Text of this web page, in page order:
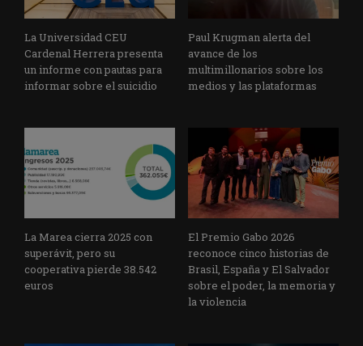
La Universidad CEU
Cardenal Herrera presenta
un informe con pautas para
informar sobre el suicidio
Paul Krugman alerta del
avance de los
multimillonarios sobre los
medios y las plataformas
La Marea cierra 2025 con
superávit, pero su
cooperativa pierde 38.542
euros
El Premio Gabo 2026
reconoce cinco historias de
Brasil, España y El Salvador
sobre el poder, la memoria y
la violencia